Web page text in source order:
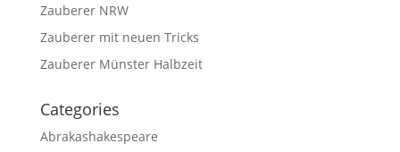
Zauberer NRW
Zauberer mit neuen Tricks
Zauberer Münster Halbzeit
Categories
Abrakashakespeare